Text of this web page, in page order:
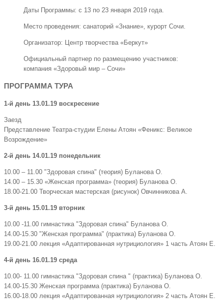
Даты Программы: с 13 по 23 января 2019 года.
Место проведения: санаторий «Знание», курорт Сочи.
Организатор: Центр творчества «Беркут»
Официальный партнер по размещению участников:
компания «Здоровый мир – Сочи»
ПРОГРАММА ТУРА
1-й день 13.01.19 воскресение
Заезд
Представление Театра-студии Елены Атоян «Феникс: Великое
Возрождение»
2-й день 14.01.19 понедельник
10.00 – 11.00 "Здоровая спина" (теория) Буланова О.
14.00 – 15.30 «Женская программа» (теория) Буланова О.
18.00-21.00 Творческая мастерская (рисунок) Овчинникова А.
3-й день 15.01.19 вторник
10.00 -11.00 гимнастика "Здоровая спина" Буланова О.
14.00-15.30 "Женская программа" (практика) Буланова О.
19.00-21.00 лекция «Адаптированная нутрициология» 1 часть Атоян Е.
4-й день 16.01.19 среда
10.00- 11.00 гимнастика "Здоровая спина " (практика) Буланова О.
14.00-15.30 Женская программа (практика) Буланова О.
16.00-18.00 лекция «Адаптированная нутрициология» 2 часть Атоян Е.